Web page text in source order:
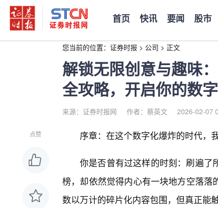
首页 快讯 要闻 股市
您当前的位置： 证券时报 > 公司 > 正文
解锁无限创意与趣味
全攻略，开启你的数
来源：证券时报网 作者：蔡英文 2026-02-07
点赞 序章：在这个数字化爆炸的时代，
你是否曾有过这样的时刻：刷遍了
榜，却依然觉得内心有一块地方空落
数以万计的碎片化内容包围，但真正能